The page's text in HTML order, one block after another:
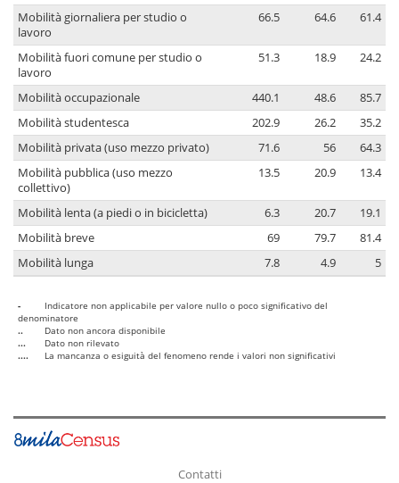
Mobilità giornaliera per studio o
lavoro
66.5 64.6 61.4
Mobilità fuori comune per studio o
lavoro
51.3 18.9 24.2
Mobilità occupazionale 440.1 48.6
85.7
Mobilità studentesca
202.9 26.2
35.2
Mobilità privata (uso mezzo privato)
71.6 56
64.3
Mobilità pubblica (uso mezzo
collettivo)
13.5 20.9 13.4
Mobilità lenta (a piedi o in bicicletta) 6.3 20.7
19.1
Mobilità breve
69 79.7
81.4
Mobilità lunga
7.8 4.9 5
-
Indicatore non applicabile per valore nullo o poco significativo del
denominatore
..
Dato non ancora disponibile
...
Dato non rilevato
....
La mancanza o esiguità del fenomeno rende i valori non significativi
Contatti